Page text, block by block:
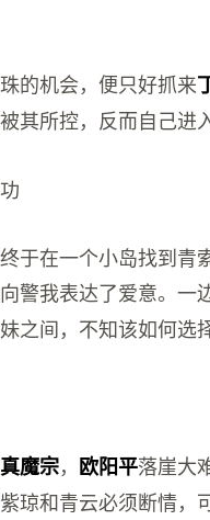
的机会，便只好抓来
其所控，反而自己进
于在一个小岛找到
警我表达了爱意。一
之间，不知该如何选
真魔宗， 欧阳平落崖大
琼和青云必须断情，